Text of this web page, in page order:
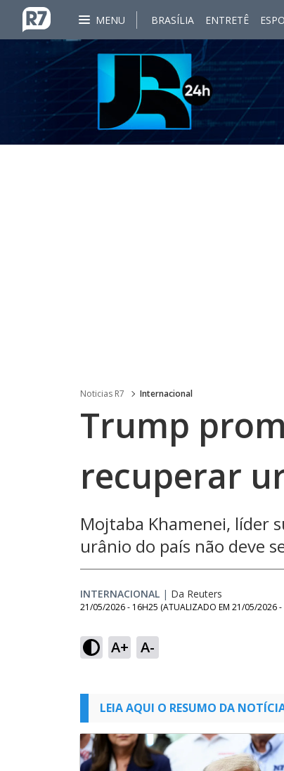
MENU BRASÍLIA ENTRETÊ
Noticias R7 Internacional
Trump
recuperar
Mojtaba Khamenei, líder
urânio do país não deve
INTERNACIONAL | Da Reuters
21/05/2026 - 16H25 (ATUALIZADO EM 21/05/2026 -
A+ A-
LEIA AQUI O RESUMO DA